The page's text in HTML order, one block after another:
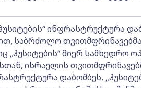
ინფრასტრუქტურა
საბრძოლო თვითმფრინავებმა
„ჰუსიტების“ მიერ სამხედრო
ისრაელის
დაბომბეს.